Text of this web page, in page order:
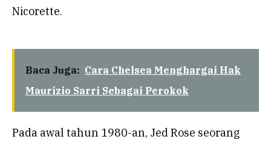
Nicorette.
Baca Juga: Cara Chelsea Menghargai Hak
Maurizio Sarri Sebagai Perokok
Pada awal tahun 1980-an, Jed Rose seorang